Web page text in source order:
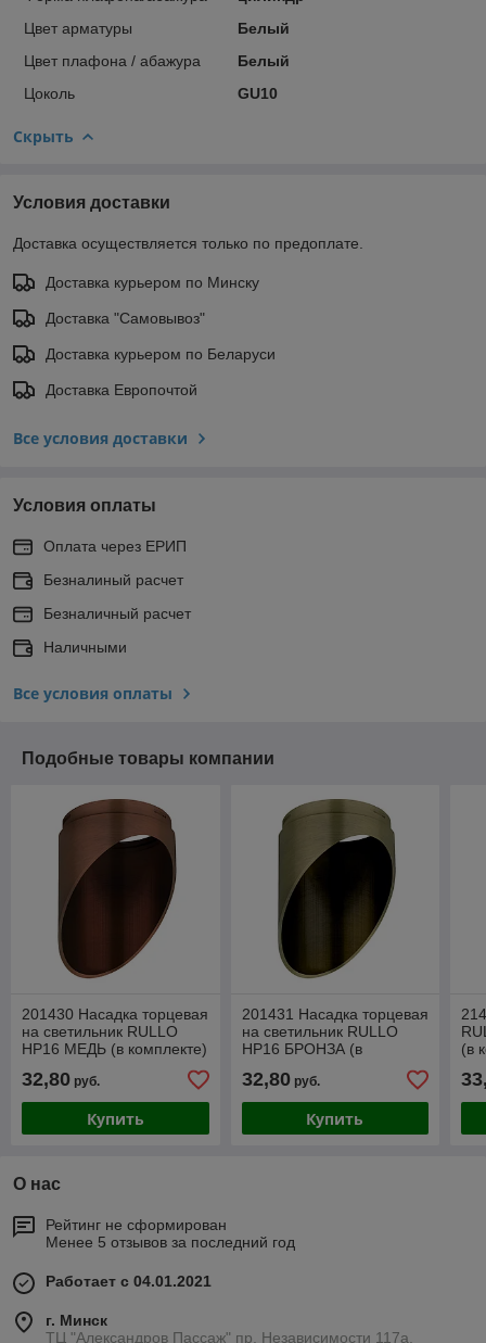
Цвет арматуры
Белый
Цвет плафона / абажура
Белый
Цоколь
GU10
Скрыть
Условия доставки
Доставка осуществляется только по предоплате.
Доставка курьером по Минску
Доставка "Самовывоз"
Доставка курьером по Беларуси
Доставка Европочтой
Все условия доставки
Условия оплаты
Оплата через ЕРИП
Безналиный расчет
Безналичный расчет
Наличными
Все условия оплаты
Подобные товары компании
201430 Насадка торцевая
на светильник RULLO
HP16 МЕДЬ (в комплекте)
32,80 руб.
Купить
201431 Насадка торцевая
на светильник RULLO
HP16 БРОНЗА (в
32,80руб.
Купить
(в
О нас
Рейтинг не сформирован
Менее 5 отзывов за последний год
Работает с 04.01.2021
г. Минск
ТЦ "Александров Пассаж" пр. Независимости 117а,